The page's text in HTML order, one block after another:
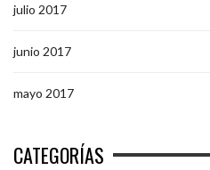
julio 2017
junio 2017
mayo 2017
CATEGORÍAS